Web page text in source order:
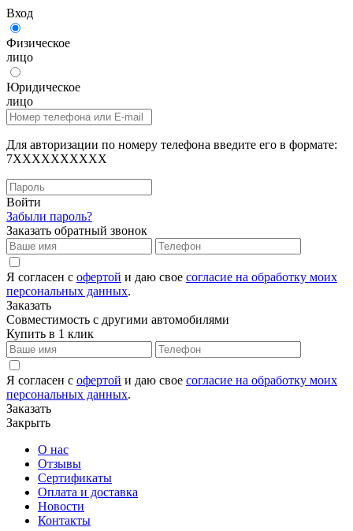
Вход
Физическое
лицо
Юридическое
лицо
Для авторизации по номеру телефона введите его в формате:
7XXXXXXXXXX
Войти
Забыли пароль?
Заказать обратный звонок
Я согласен с офертой и даю свое согласие на обработку моих
персональных данных.
Заказать
Совместимость с другими автомобилями
Купить в 1 клик
Я согласен с офертой и даю свое согласие на обработку моих
персональных данных.
Заказать
Закрыть
О нас
Отзывы
Сертификаты
Оплата и доставка
Новости
Контакты